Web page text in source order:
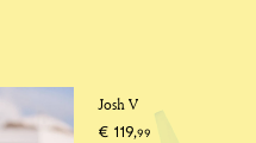
Josh V
€ 119,99